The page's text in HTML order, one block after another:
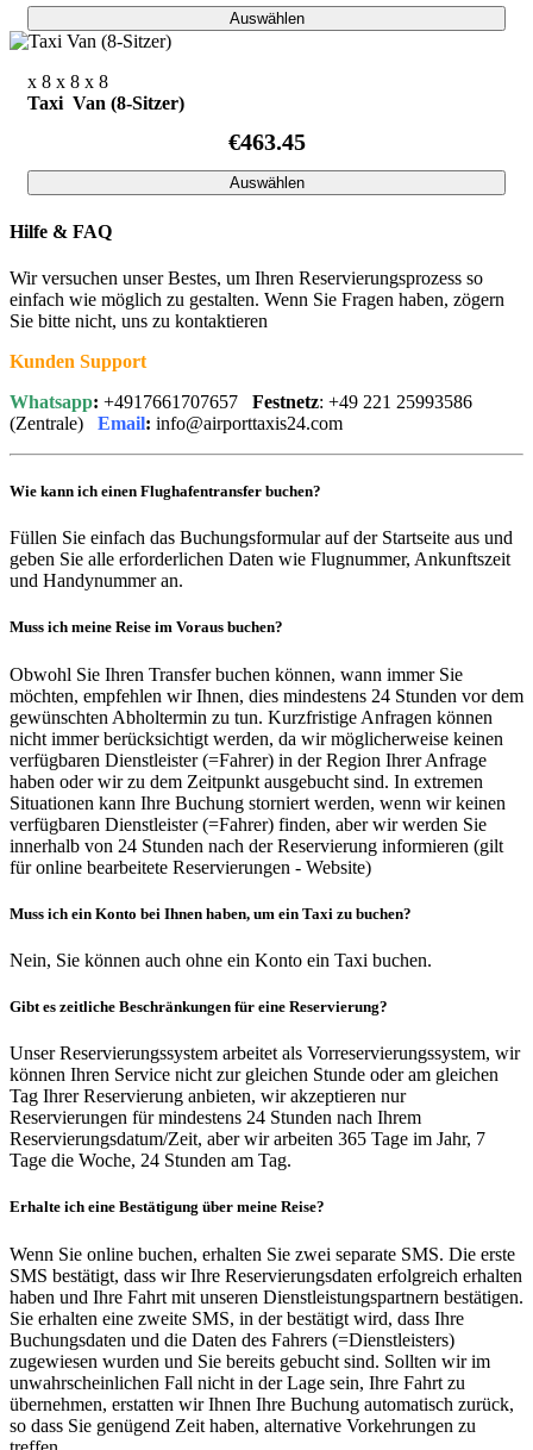
Auswählen
x 8 x 8 x 8
Taxi Van (8-Sitzer)
€463.45
Auswählen
Hilfe & FAQ
Wir versuchen unser Bestes, um Ihren Reservierungsprozess so
einfach wie möglich zu gestalten. Wenn Sie Fragen haben, zögern
Sie bitte nicht, uns zu kontaktieren
Kunden Support
Whatsapp: +4917661707657 Festnetz: +49 221 25993586
(Zentrale) Email: info@airporttaxis24.com
Wie kann ich einen Flughafentransfer buchen?
Füllen Sie einfach das Buchungsformular auf der Startseite aus und
geben Sie alle erforderlichen Daten wie Flugnummer, Ankunftszeit
und Handynummer an.
Muss ich meine Reise im Voraus buchen?
Obwohl Sie Ihren Transfer buchen können, wann immer Sie
möchten, empfehlen wir Ihnen, dies mindestens 24 Stunden vor dem
gewünschten Abholtermin zu tun. Kurzfristige Anfragen können
nicht immer berücksichtigt werden, da wir möglicherweise keinen
verfügbaren Dienstleister (=Fahrer) in der Region Ihrer Anfrage
haben oder wir zu dem Zeitpunkt ausgebucht sind. In extremen
Situationen kann Ihre Buchung storniert werden, wenn wir keinen
verfügbaren Dienstleister (=Fahrer) finden, aber wir werden Sie
innerhalb von 24 Stunden nach der Reservierung informieren (gilt
für online bearbeitete Reservierungen - Website)
Muss ich ein Konto bei Ihnen haben, um ein Taxi zu buchen?
Nein, Sie können auch ohne ein Konto ein Taxi buchen.
Gibt es zeitliche Beschränkungen für eine Reservierung?
Unser Reservierungssystem arbeitet als Vorreservierungssystem, wir
können Ihren Service nicht zur gleichen Stunde oder am gleichen
Tag Ihrer Reservierung anbieten, wir akzeptieren nur
Reservierungen für mindestens 24 Stunden nach Ihrem
Reservierungsdatum/Zeit, aber wir arbeiten 365 Tage im Jahr, 7
Tage die Woche, 24 Stunden am Tag.
Erhalte ich eine Bestätigung über meine Reise?
Wenn Sie online buchen, erhalten Sie zwei separate SMS. Die erste
SMS bestätigt, dass wir Ihre Reservierungsdaten erfolgreich erhalten
haben und Ihre Fahrt mit unseren Dienstleistungspartnern bestätigen.
Sie erhalten eine zweite SMS, in der bestätigt wird, dass Ihre
Buchungsdaten und die Daten des Fahrers (=Dienstleisters)
zugewiesen wurden und Sie bereits gebucht sind. Sollten wir im
unwahrscheinlichen Fall nicht in der Lage sein, Ihre Fahrt zu
übernehmen, erstatten wir Ihnen Ihre Buchung automatisch zurück,
so dass Sie genügend Zeit haben, alternative Vorkehrungen zu